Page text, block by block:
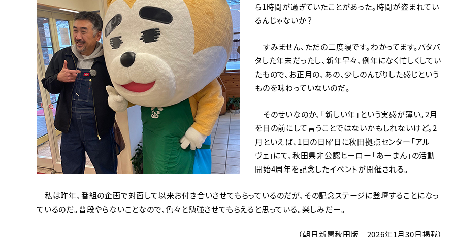
ら1時間が過ぎていたことがあった。時間が盗まれてい
るんじゃないか？
すみません、ただの二度寝です。わかってます。バタバ
タした年末だったし、新年早々、例年になく忙しくしてい
たもので、お正月の、あの、少しのんびりした感じという
ものを味わっていないのだ。
そのせいなのか、「新しい年」という実感が薄い。2月
を目の前にして言うことではないかもしれないけど。2
月といえば、1日の日曜日に秋田拠点センター「アル
ヴェ」にて、秋田県非公認ヒーロー「あーまん」の活動
開始4周年を記念したイベントが開催される。
私は昨年、番組の企画で対面して以来お付き合いさせてもらっているのだが、その記念ステージに登壇することになっ
ているのだ。普段やらないことなので、色々と勉強させてもらえると思っている。楽しみだー。
（朝日新聞秋田版 2026年1月30日掲載）